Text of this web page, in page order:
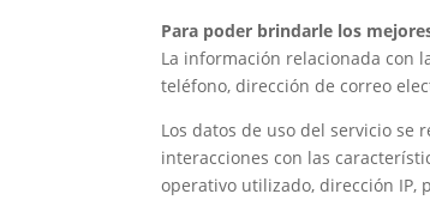
Para poder brindarle los
La información relacionada con
teléfono, dirección de correo
Los datos de uso del servicio
interacciones con las
operativo utilizado, dirección IP,